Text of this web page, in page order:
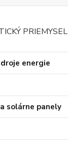
PRIEMYSEL
energie
solárne panely